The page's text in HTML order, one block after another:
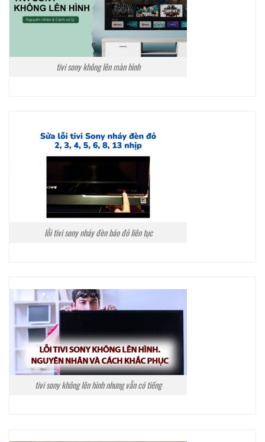
tivi sony không lên màn hình
lỗi tivi sony nháy đèn báo đỏ liên tục
tivi sony không lên hình nhưng vẫn có tiếng